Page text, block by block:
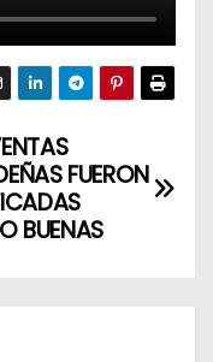
FUERON
BUENAS